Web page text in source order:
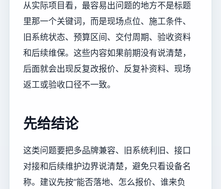
从实际项目看，最容易出问题的地方不是标题
里那一个关键词，而是现场点位、施工条件、
旧系统状态、预算区间、交付周期、验收资料
和后续维保。这些内容如果前期没有说清楚，
后面就会出现反复改报价、反复补资料、现场
返工或验收口径不一致。
先给结论
这类问题要把多品牌兼容、旧系统利旧、接口
对接和后续维护边界说清楚，避免只看设备名
称。建议先按“能否落地、怎么报价、谁来负